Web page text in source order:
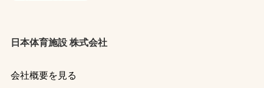
日本体育施設 株式会社
会社概要を見る